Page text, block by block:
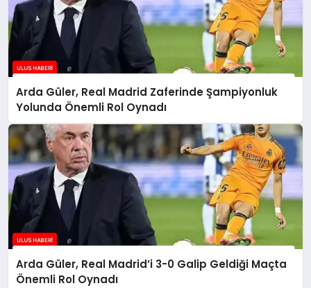
Arda Güler, Real Madrid Zaferinde Şampiyonluk
Yolunda Önemli Rol Oynadı
Arda Güler, Real Madrid’i 3-0 Galip Geldiği Maçta
Önemli Rol Oynadı